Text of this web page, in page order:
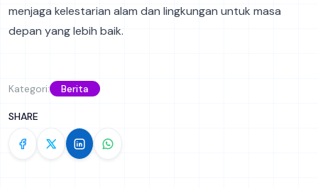
menjaga kelestarian alam dan lingkungan untuk masa
depan yang lebih baik.
Kategori: Berita
SHARE